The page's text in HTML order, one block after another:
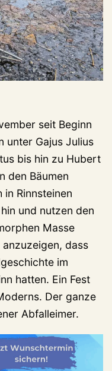
seit Beginn
unter Gajus Julius
bis hin zu Hubert
den Bäumen
Rinnsteinen
und nutzen den
Masse
dass
im
hatten. Ein Fest
Der ganze
Abfalleimer.